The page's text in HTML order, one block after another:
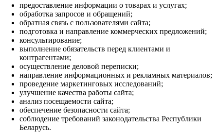
предоставление информации о товарах и услугах;
обработка запросов и обращений;
обратная связь с пользователями сайта;
подготовка и направление коммерческих предложений;
консультирование;
выполнение обязательств перед клиентами и
контрагентами;
осуществление деловой переписки;
направление информационных и рекламных материалов;
проведение маркетинговых исследований;
улучшение качества работы сайта;
анализ посещаемости сайта;
обеспечение безопасности сайта;
соблюдение требований законодательства Республики
Беларусь.